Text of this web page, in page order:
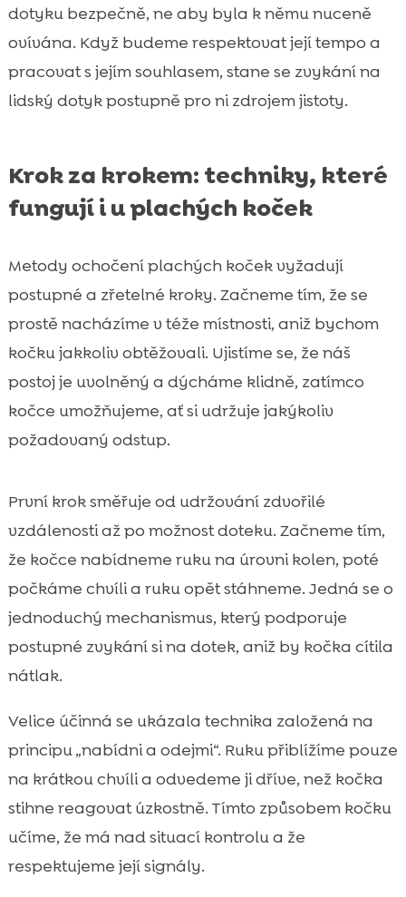
dotyku bezpečně, ne aby byla k němu nuceně
ovívána. Když budeme respektovat její tempo a
pracovat s jejím souhlasem, stane se zvykání na
lidský dotyk postupně pro ni zdrojem jistoty.
Krok za krokem: techniky, které
fungují i u plachých koček
Metody ochočení plachých koček vyžadují
postupné a zřetelné kroky. Začneme tím, že se
prostě nacházíme v téže místnosti, aniž bychom
kočku jakkoliv obtěžovali. Ujistíme se, že náš
postoj je uvolněný a dýcháme klidně, zatímco
kočce umožňujeme, ať si udržuje jakýkoliv
požadovaný odstup.
První krok směřuje od udržování zdvořilé
vzdálenosti až po možnost doteku. Začneme tím,
že kočce nabídneme ruku na úrovni kolen, poté
počkáme chvíli a ruku opět stáhneme. Jedná se o
jednoduchý mechanismus, který podporuje
postupné zvykání si na dotek, aniž by kočka cítila
nátlak.
Velice účinná se ukázala technika založená na
principu „nabídni a odejmi“. Ruku přiblížíme pouze
na krátkou chvíli a odvedeme ji dříve, než kočka
stihne reagovat úzkostně. Tímto způsobem kočku
učíme, že má nad situací kontrolu a že
respektujeme její signály.